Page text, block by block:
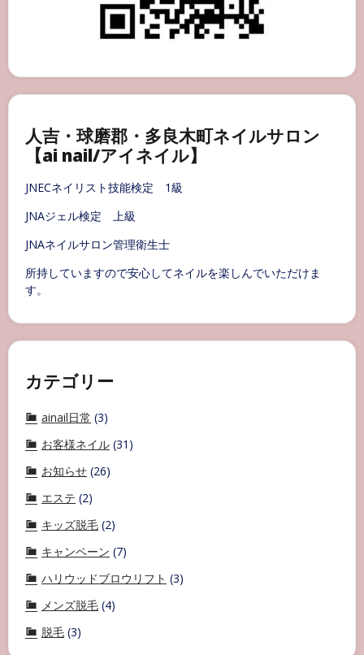
人吉・球磨郡・多良木町ネイルサロン
【ai nail/アイネイル】
JNECネイリスト技能検定 1級
JNAジェル検定 上級
JNAネイルサロン管理衛生士
所持していますので安心してネイルを楽しんでいただけま
す。
カテゴリー
ainail日常 (3)
お客様ネイル (31)
お知らせ (26)
エステ (2)
キッズ脱毛 (2)
キャンペーン (7)
ハリウッドブロウリフト (3)
メンズ脱毛 (4)
脱毛 (3)